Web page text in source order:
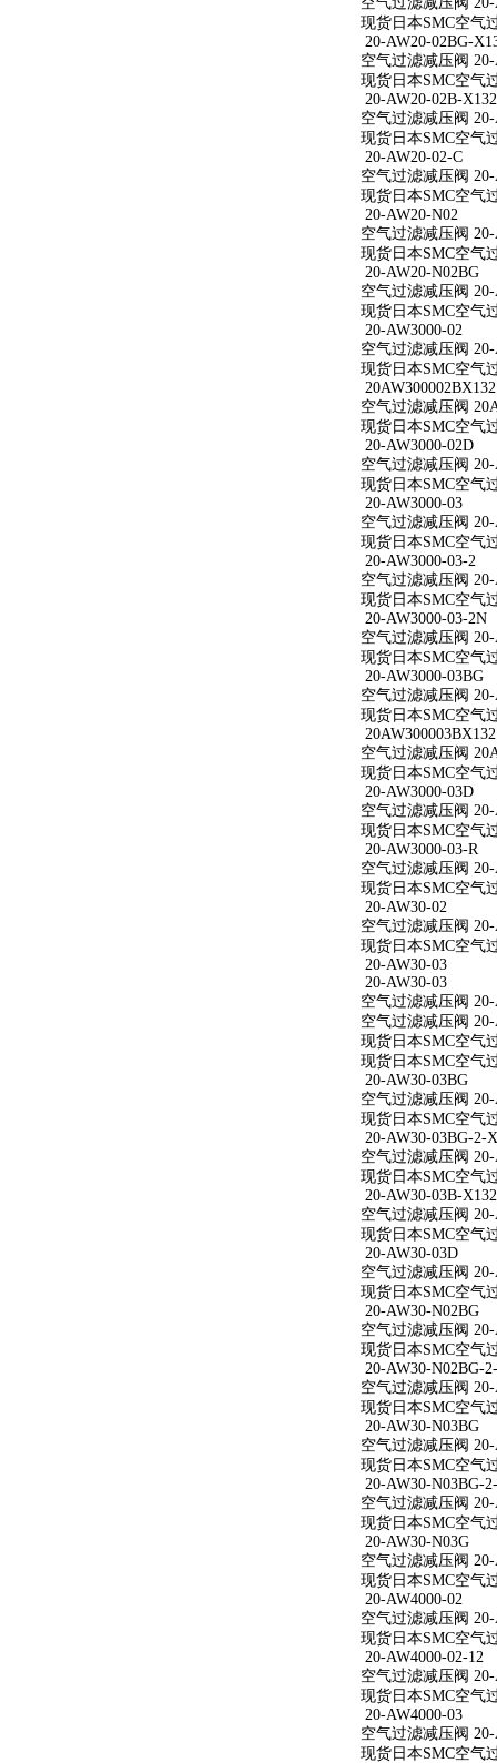
现货日本SMC空气
20-AW20-02BG-
空气过滤减压阀
现货日本SMC空气
20-AW20-02B-X132
空气过滤减压阀
现货日本SMC空气
20-AW20-02-C
空气过滤减压阀 20-
现货日本SMC空气
20-AW20-N02
空气过滤减压阀
现货日本SMC空气
20-AW20-N02BG
空气过滤减压阀
现货日本SMC空气
20-AW3000-02
空气过滤减压阀 20-
现货日本SMC空气
20AW300002BX132
空气过滤减压阀
现货日本SMC空气
20-AW3000-02D
空气过滤减压阀 20-
现货日本SMC空气
20-AW3000-03
空气过滤减压阀 20-
现货日本SMC空气
20-AW3000-03-2
空气过滤减压阀 20-
现货日本SMC空气
20-AW3000-03-2N
空气过滤减压阀
现货日本SMC空气
20-AW3000-03BG
空气过滤减压阀 20-
现货日本SMC空气
20AW300003BX132
空气过滤减压阀
现货日本SMC空气
20-AW3000-03D
空气过滤减压阀 20-
现货日本SMC空气
20-AW3000-03-R
空气过滤减压阀 20-
现货日本SMC空气
20-AW30-02
空气过滤减压阀 20-
现货日本SMC空气
20-AW30-03
20-AW30-03
空气过滤减压阀 20-
空气过滤减压阀 20-
现货日本SMC空气
现货日本SMC空气
20-AW30-03BG
空气过滤减压阀 20-
现货日本SMC空气
20-AW30-03BG-2-
空气过滤减压阀
现货日本SMC空气
20-AW30-03B-X132
空气过滤减压阀
现货日本SMC空气
20-AW30-03D
空气过滤减压阀
现货日本SMC空气
20-AW30-N02BG
空气过滤减压阀
现货日本SMC空气
20-AW30-N02BG-
空气过滤减压阀
现货日本SMC空气
20-AW30-N03BG
空气过滤减压阀
现货日本SMC空气
20-AW30-N03BG-
空气过滤减压阀
现货日本SMC空气
20-AW30-N03G
空气过滤减压阀
现货日本SMC空气
20-AW4000-02
空气过滤减压阀 20-
现货日本SMC空气
20-AW4000-02-12
空气过滤减压阀 20-
现货日本SMC空气
20-AW4000-03
空气过滤减压阀 20-
现货日本SMC空气